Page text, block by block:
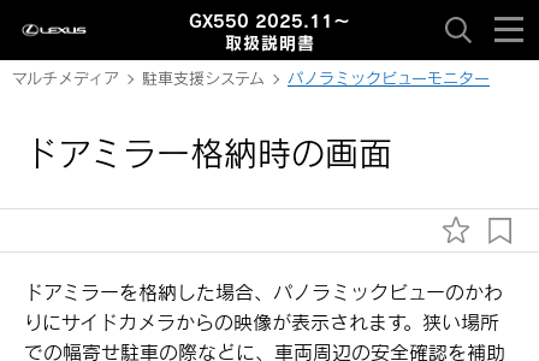
GX550 2025.11～
取扱説明書
マルチメディア 駐車支援システム パノラミックビューモニター
ドアミラー格納時の画面
ドアミラーを格納した場合、パノラミックビューのかわ
りにサイドカメラからの映像が表示されます。狭い場所
での幅寄せ駐車の際などに、車両周辺の安全確認を補助